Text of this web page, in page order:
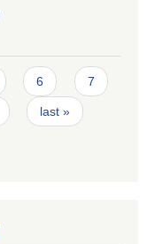
6 7
last »